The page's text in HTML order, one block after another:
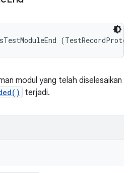
modul yang telah diselesaikan
terjadi.